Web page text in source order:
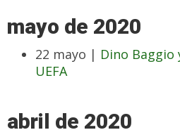
mayo de 2020
22 mayo | Dino Baggio
UEFA
abril de 2020